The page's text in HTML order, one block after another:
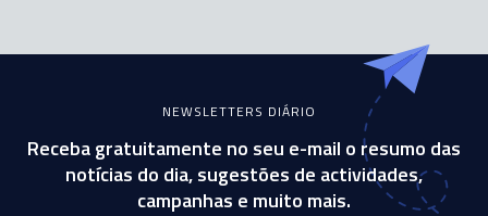
NEWSLETTERS DIÁRIO
Receba gratuitamente no seu e-mail o resumo das
notícias do dia, sugestões de actividades,
campanhas e muito mais.